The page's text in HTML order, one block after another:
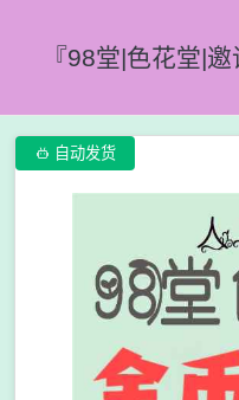
『98堂|色花堂|邀
 自动发货